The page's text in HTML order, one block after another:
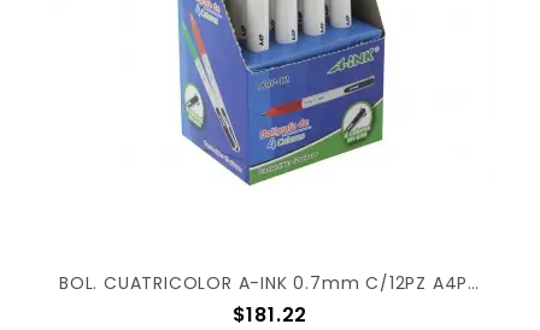
BOL. CUATRICOLOR A-INK 0.7mm C/12PZ A4P-12 X/72
Precio
$181.22